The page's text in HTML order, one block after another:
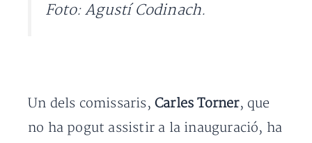
Foto: Agustí Codinach.
Un dels comissaris, Carles Torner, que
no ha pogut assistir a la inauguració, ha